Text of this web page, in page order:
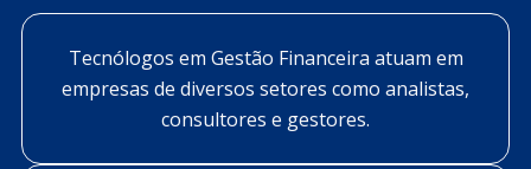
Tecnólogos em Gestão Financeira atuam em
empresas de diversos setores como analistas,
consultores e gestores.